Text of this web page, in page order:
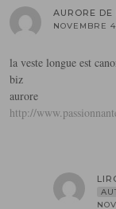
AURORE DE
NOVEMBRE
la veste longue est
biz
aurore
http://